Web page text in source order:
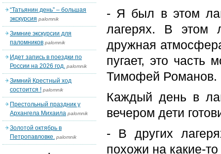
- Я был в этом
лагерях. В этом
дружная
пугает, это
Тимофей Романов.
Каждый день в
вечером дети
- В других
похожи на какие-
“Татьянин день” – большая
экскурсия palomnik
Зимние экскурсии для
паломников palomnik
Идет запись в поездки по
России на 2026 год. palomnik
Зимний Крестный ход
состоится ! palomnik
Престольный праздник у
Архангела Михаила palomnik
Золотой октябрь в
Петропавловке. palomnik